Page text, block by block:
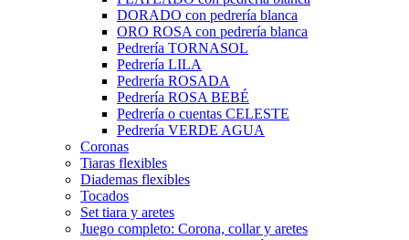
DORADO con pedrería blanca
ORO ROSA con pedrería blanca
Pedrería TORNASOL
Pedrería LILA
Pedrería ROSADA
Pedrería ROSA BEBÉ
Pedrería o cuentas CELESTE
Pedrería VERDE AGUA
Coronas
Tiaras flexibles
Diademas flexibles
Tocados
Set tiara y aretes
Juego completo: Corona, collar y aretes